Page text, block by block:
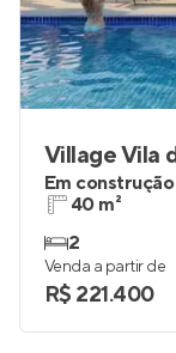
Village Vila
Em construção
40 m²
2
Venda a partir de
R$ 221.400